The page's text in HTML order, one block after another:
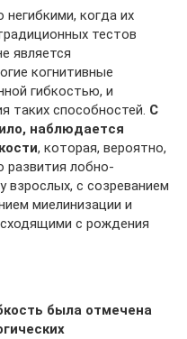
когда их
тестов
является
когнитивные
гибкостью, и
таких способностей. С
наблюдается
, которая, вероятно,
развития лобно-
взрослых, с созреванием
миелинизации и
с рождения
была отмечена